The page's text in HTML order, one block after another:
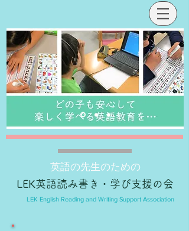
英語の先生のための
LEK英語読み書き・学び支援の会
LEK English Reading and Writing Support Association